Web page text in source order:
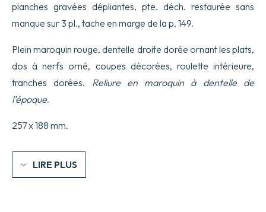
planches gravées dépliantes, pte. déch. restaurée sans
manque sur 3 pl., tache en marge de la p. 149.
Plein maroquin rouge, dentelle droite dorée ornant les plats,
dos à nerfs orné, coupes décorées, roulette intérieure,
tranches dorées. Reliure en maroquin à dentelle de
l’époque.
257 x 188 mm.
LIRE PLUS